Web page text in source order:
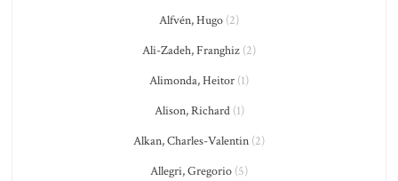
Alfvén, Hugo (2)
Ali-Zadeh, Franghiz (2)
Alimonda, Heitor (1)
Alison, Richard(1)
Alkan, Charles-Valentin (2)
Allegri, Gregorio (5)